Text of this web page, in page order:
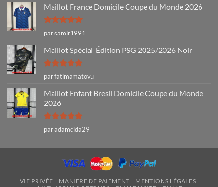
Maillot France Domicile Coupe du Monde 2026
Note5sur
5
par samir1991
Maillot Spécial-Édition PSG 2025/2026 Noir
Note5sur
5
par fatimamatovu
Maillot Enfant Bresil Domicile Coupe du Monde
2026
Note5sur
5
par adamdida29
VIE PRIVÉE MANIERE DE PAIEMENT
MENTIONS LÉGALES